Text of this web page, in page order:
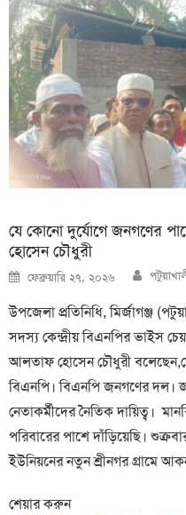
যে কোনো দুর্যোগে জনগণের
হোসেন চৌধুরী
Posted
on
ফেব্রুয়ারি ২৭, ২০২৬
উপজেলা প্রতিনিধি, মির্জাগঞ্জ
সদস্য কেন্দ্রীয় বিএনপির ভাইস
আলতাফ হোসেন চৌধুরী
বিএনপি। বিএনপি জনগণের দল।
নেতাকর্মীদের নৈতিক দায়িত্ব।
পরিবারের পাশে দাঁড়িয়েছি।
ইউনিয়নের নতুন শ্রীনগর গ্রামে
শেয়ার করুন